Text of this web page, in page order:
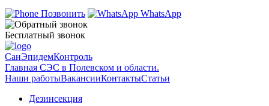
Позвонить WhatsApp
Бесплатный звонок
СанЭпидемКонтроль
Главная СЭС в Полевском и области.
Наши работыВакансииКонтактыСтатьи
Дезинсекция